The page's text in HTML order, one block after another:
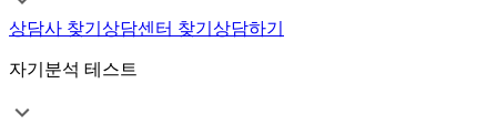
상담사 찾기 상담센터 찾기 상담하기
자기분석 테스트